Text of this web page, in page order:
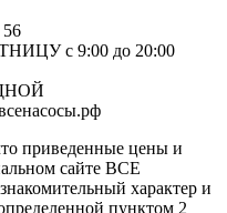
56
с 9:00 до 20:00
приведенные цены и
сайте ВСЕ
характер и
пунктoм 2